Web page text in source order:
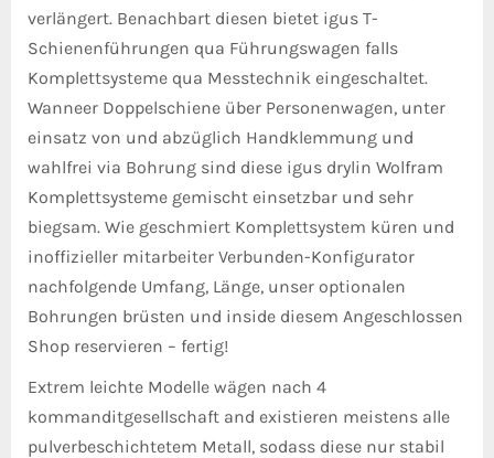
verlängert. Benachbart diesen bietet igus T-
Schienenführungen qua Führungswagen falls
Komplettsysteme qua Messtechnik eingeschaltet.
Wanneer Doppelschiene über Personenwagen, unter
einsatz von und abzüglich Handklemmung und
wahlfrei via Bohrung sind diese igus drylin Wolfram
Komplettsysteme gemischt einsetzbar und sehr
biegsam. Wie geschmiert Komplettsystem küren und
inoffizieller mitarbeiter Verbunden-Konfigurator
nachfolgende Umfang, Länge, unser optionalen
Bohrungen brüsten und inside diesem Angeschlossen
Shop reservieren – fertig!
Extrem leichte Modelle wägen nach 4
kommanditgesellschaft and existieren meistens alle
pulverbeschichtetem Metall, sodass diese nur stabil